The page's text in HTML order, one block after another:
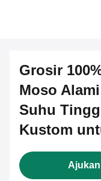
Grosir
Moso
Suhu
Kustom